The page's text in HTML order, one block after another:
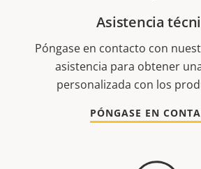
Asistencia
Póngase en contacto con
asistencia para obtener
personalizada con los
PÓNGASE EN